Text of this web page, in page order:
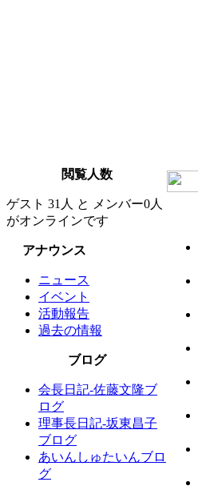
閲覧人数
ゲスト 31人 と メンバー0人
がオンラインです
アナウンス
ニュース
イベント
活動報告
過去の情報
ブログ
会長日記-佐藤文隆ブ
ログ
理事長日記-坂東昌子
ブログ
あいんしゅたいんブロ
グ